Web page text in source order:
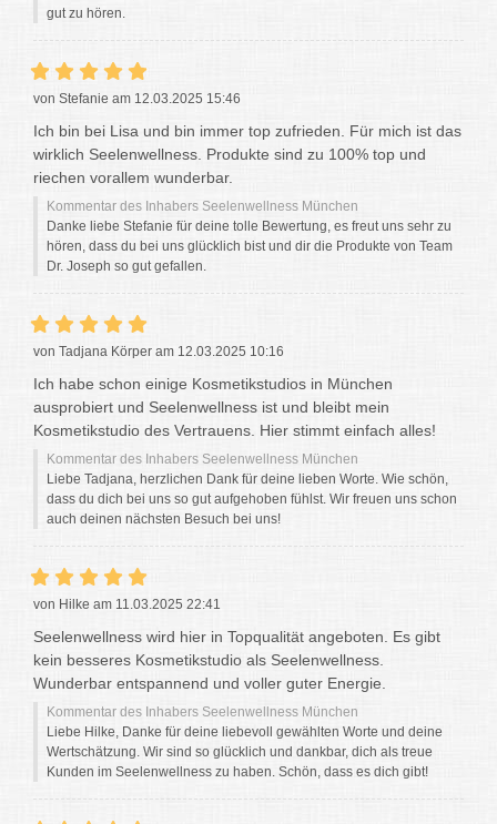
gut zu hören.
von Stefanie am 12.03.2025 15:46
Ich bin bei Lisa und bin immer top zufrieden. Für mich ist das
wirklich Seelenwellness. Produkte sind zu 100% top und
riechen vorallem wunderbar.
Kommentar des Inhabers Seelenwellness München
Danke liebe Stefanie für deine tolle Bewertung, es freut uns sehr zu
hören, dass du bei uns glücklich bist und dir die Produkte von Team
Dr. Joseph so gut gefallen.
von Tadjana Körper am 12.03.2025 10:16
Ich habe schon einige Kosmetikstudios in München
ausprobiert und Seelenwellness ist und bleibt mein
Kosmetikstudio des Vertrauens. Hier stimmt einfach alles!
Kommentar des Inhabers Seelenwellness München
Liebe Tadjana, herzlichen Dank für deine lieben Worte. Wie schön,
dass du dich bei uns so gut aufgehoben fühlst. Wir freuen uns schon
auch deinen nächsten Besuch bei uns!
von Hilke am 11.03.2025 22:41
Seelenwellness wird hier in Topqualität angeboten. Es gibt
kein besseres Kosmetikstudio als Seelenwellness.
Wunderbar entspannend und voller guter Energie.
Kommentar des Inhabers Seelenwellness München
Liebe Hilke, Danke für deine liebevoll gewählten Worte und deine
Wertschätzung. Wir sind so glücklich und dankbar, dich als treue
Kunden im Seelenwellness zu haben. Schön, dass es dich gibt!